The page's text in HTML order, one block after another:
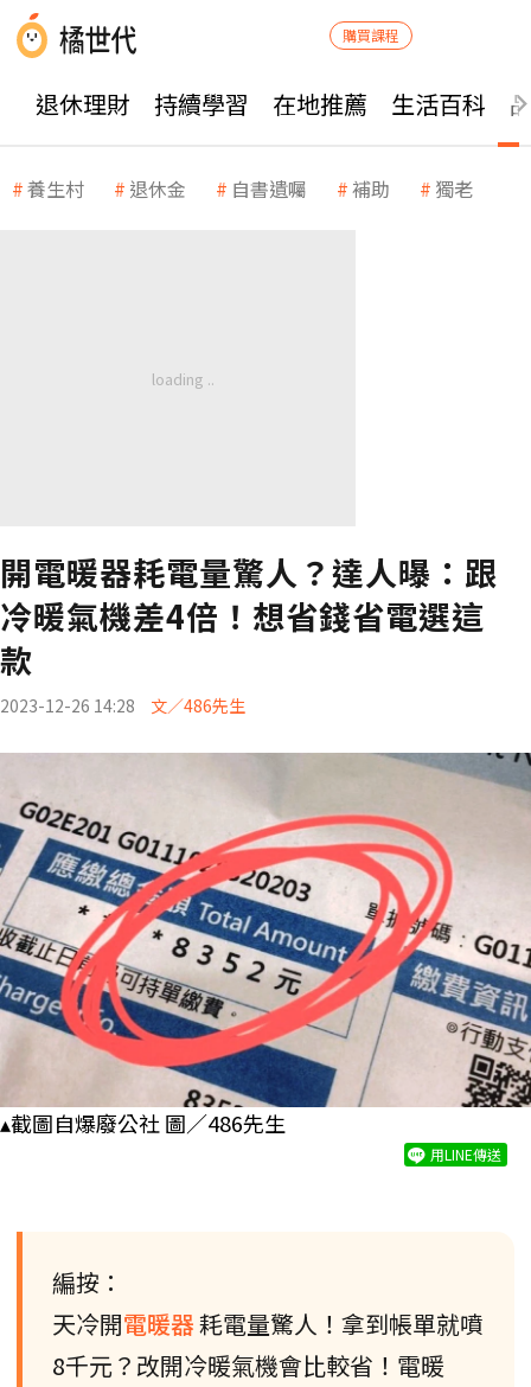
購買課程
退休理財 持續學習 在地推薦 生活百科
養生村 退休金 自書遺囑 補助 獨老
開電暖器耗電量驚人？達人曝：跟
冷暖氣機差4倍！想省錢省電選這
款
2023-12-26 14:28 文／486先生
▴截圖自爆廢公社 圖／486先生
用LINE傳送
編按：
天冷開電暖器耗電量驚人！拿到帳單就噴
8千元？改開冷暖氣機會比較省！電暖